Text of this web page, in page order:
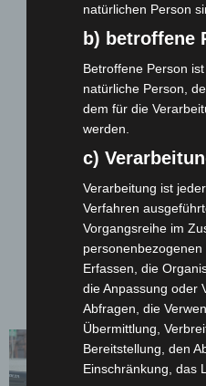
natürlichen Person
b) betroffene
Betroffene Person
natürliche Person,
dem für die
werden.
c)
Verarbeitung ist
Verfahren
Vorgangsreihe im
Erfassen, die
die Anpassung oder
Abfragen, die
Übermittlung,
Bereitstellung, den
Einschränkung, das